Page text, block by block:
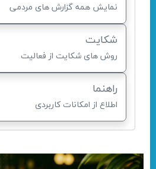
نمایش همه گزارش های مردمی
شکایت
روش های شکایت از فعالیت
راهنما
اطلاع از امکانات کاربردی